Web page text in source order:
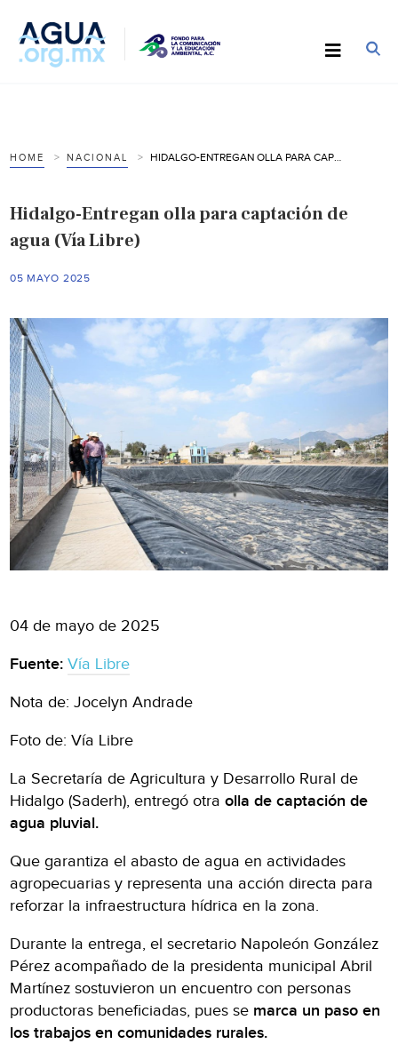
HOME NACIONAL
Hidalgo-Entregan olla para captación de
agua (Vía Libre)
05 MAYO 2025
04 de mayo de 2025
Fuente:Vía Libre
Nota de: Jocelyn Andrade
Foto de: Vía Libre
La Secretaría de Agricultura y Desarrollo Rural de
Hidalgo (Saderh), entregó otraolla de captación de
agua pluvial.
Que garantiza el abasto de agua en actividades
agropecuarias y representa una acción directa para
reforzar la infraestructura hídrica en la zona.
Durante la entrega, el secretario Napoleón González
Pérez acompañado de la presidenta municipal Abril
Martínez sostuvieron un encuentro con personas
productoras beneficiadas, pues se marca un paso en
los trabajos en comunidades rurales.